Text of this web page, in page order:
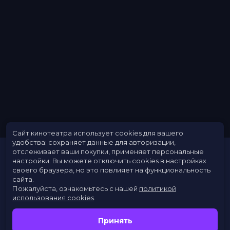
Расписание
Скоро в кино
Сайт кинотеатра использует cookies для вашего
удобства: сохраняет данные для авторизации,
отслеживает ваши покупки, применяет персональные
настройки. Вы можете отключить cookies в настройках
своего браузера, но это повлияет на функциональность
сайта.
Пожалуйста, ознакомьтесь с нашей политикой
использования cookies
Принять